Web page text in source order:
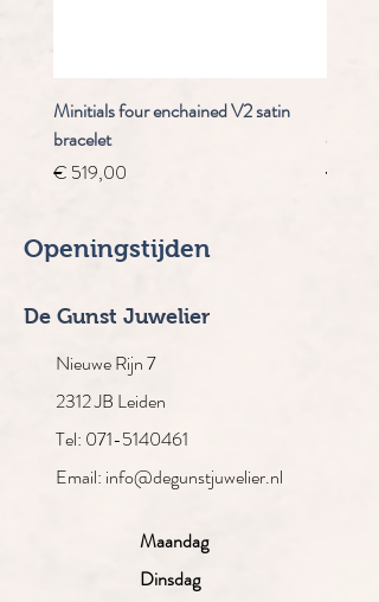
Minitials four enchained V2 satin
bracelet
Prijs
€ 519,00 €
Openingstijden
De Gunst Juwelier
Nieuwe Rijn 7
2312 JB Leiden
Tel: 071-5140461
Email: info@degunstjuwelier.nl
Maandag
Dinsdag